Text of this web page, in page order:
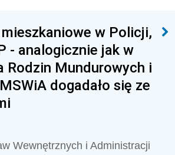
w Policji,
- analogicznie jak w
Rodzin Mundurowych i
dogadało się ze
Wewnętrznych i Administracji